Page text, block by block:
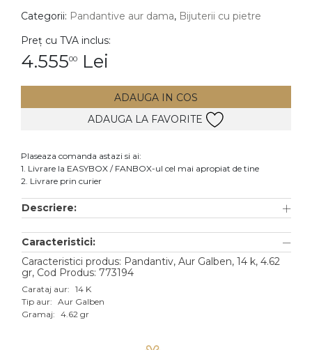
Inele
Cercei
Bratari
Lanturi
Pandantive
Accesorii
Aur galben
Aur alb
Aur roz
Categorii: Pandantive aur dama, Bijuterii cu pietre
Preț cu TVA inclus:
4.55500 Lei
ADAUGA IN COS
ADAUGA LA FAVORITE
Plaseaza comanda astazi si ai:
1. Livrare la EASYBOX / FANBOX-ul cel mai apropiat de tine
2. Livrare prin curier
Descriere:
Caracteristici:
Caracteristici produs: Pandantiv, Aur Galben, 14 k, 4.62
gr, Cod Produs: 773194
Carataj aur: 14 K
Tip aur: Aur Galben
Gramaj: 4.62 gr